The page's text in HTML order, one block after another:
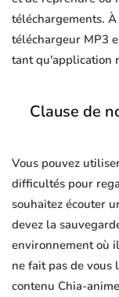
téléchargements.
téléchargeur MP3
tant qu'application
Clause de
Vous pouvez
difficultés pour
souhaitez écouter
devez la
environnement où
ne fait pas de
contenu Chia-